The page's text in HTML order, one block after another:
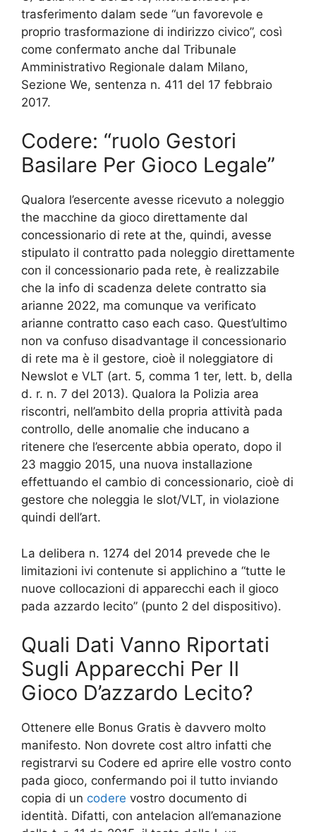
trasferimento dalam sede “un favorevole e
proprio trasformazione di indirizzo civico”, così
come confermato anche dal Tribunale
Amministrativo Regionale dalam Milano,
Sezione We, sentenza n. 411 del 17 febbraio
2017.
Codere: “ruolo Gestori
Basilare Per Gioco Legale”
Qualora l’esercente avesse ricevuto a noleggio
the macchine da gioco direttamente dal
concessionario di rete at the, quindi, avesse
stipulato il contratto pada noleggio direttamente
con il concessionario pada rete, è realizzabile
che la info di scadenza delete contratto sia
arianne 2022, ma comunque va verificato
arianne contratto caso each caso. Quest’ultimo
non va confuso disadvantage il concessionario
di rete ma è il gestore, cioè il noleggiatore di
Newslot e VLT (art. 5, comma 1 ter, lett. b, della
d. r. n. 7 del 2013). Qualora la Polizia area
riscontri, nell’ambito della propria attività pada
controllo, delle anomalie che inducano a
ritenere che l’esercente abbia operato, dopo il
23 maggio 2015, una nuova installazione
effettuando el cambio di concessionario, cioè di
gestore che noleggia le slot/VLT, in violazione
quindi dell’art.
La delibera n. 1274 del 2014 prevede che le
limitazioni ivi contenute si applichino a “tutte le
nuove collocazioni di apparecchi each il gioco
pada azzardo lecito” (punto 2 del dispositivo).
Quali Dati Vanno Riportati
Sugli Apparecchi Per Il
Gioco D’azzardo Lecito?
Ottenere elle Bonus Gratis è davvero molto
manifesto. Non dovrete cost altro infatti che
registrarvi su Codere ed aprire elle vostro conto
pada gioco, confermando poi il tutto inviando
copia di un codere vostro documento di
identità. Difatti, con antelacion all’emanazione